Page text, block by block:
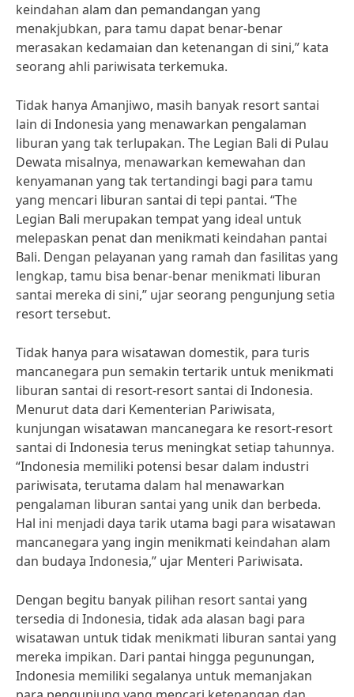
keindahan alam dan pemandangan yang
menakjubkan, para tamu dapat benar-benar
merasakan kedamaian dan ketenangan di sini,” kata
seorang ahli pariwisata terkemuka.
Tidak hanya Amanjiwo, masih banyak resort santai
lain di Indonesia yang menawarkan pengalaman
liburan yang tak terlupakan. The Legian Bali di Pulau
Dewata misalnya, menawarkan kemewahan dan
kenyamanan yang tak tertandingi bagi para tamu
yang mencari liburan santai di tepi pantai. “The
Legian Bali merupakan tempat yang ideal untuk
melepaskan penat dan menikmati keindahan pantai
Bali. Dengan pelayanan yang ramah dan fasilitas yang
lengkap, tamu bisa benar-benar menikmati liburan
santai mereka di sini,” ujar seorang pengunjung setia
resort tersebut.
Tidak hanya para wisatawan domestik, para turis
mancanegara pun semakin tertarik untuk menikmati
liburan santai di resort-resort santai di Indonesia.
Menurut data dari Kementerian Pariwisata,
kunjungan wisatawan mancanegara ke resort-resort
santai di Indonesia terus meningkat setiap tahunnya.
“Indonesia memiliki potensi besar dalam industri
pariwisata, terutama dalam hal menawarkan
pengalaman liburan santai yang unik dan berbeda.
Hal ini menjadi daya tarik utama bagi para wisatawan
mancanegara yang ingin menikmati keindahan alam
dan budaya Indonesia,” ujar Menteri Pariwisata.
Dengan begitu banyak pilihan resort santai yang
tersedia di Indonesia, tidak ada alasan bagi para
wisatawan untuk tidak menikmati liburan santai yang
mereka impikan. Dari pantai hingga pegunungan,
Indonesia memiliki segalanya untuk memanjakan